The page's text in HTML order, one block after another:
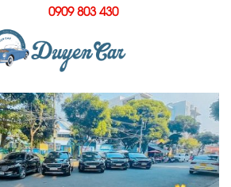
0909 803 430